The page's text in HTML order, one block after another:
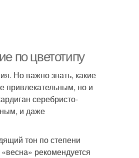
по цветотипу
Но важно знать, какие
привлекательным, но и
серебристо-
и даже
тон по степени
рекомендуется